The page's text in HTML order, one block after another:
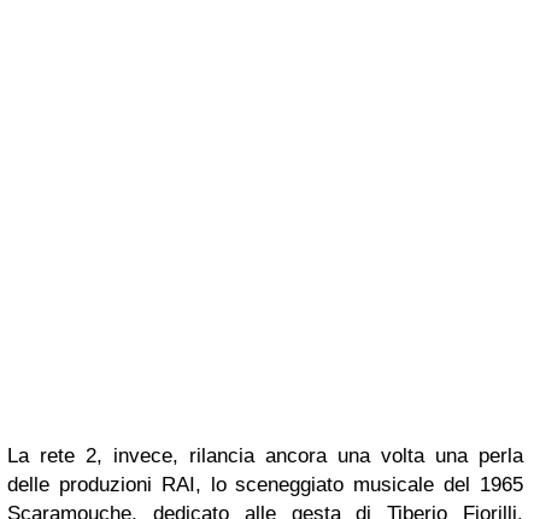
La rete 2, invece, rilancia ancora una volta una perla
delle produzioni RAI, lo sceneggiato musicale del 1965
Scaramouche, dedicato alle gesta di Tiberio Fiorilli,